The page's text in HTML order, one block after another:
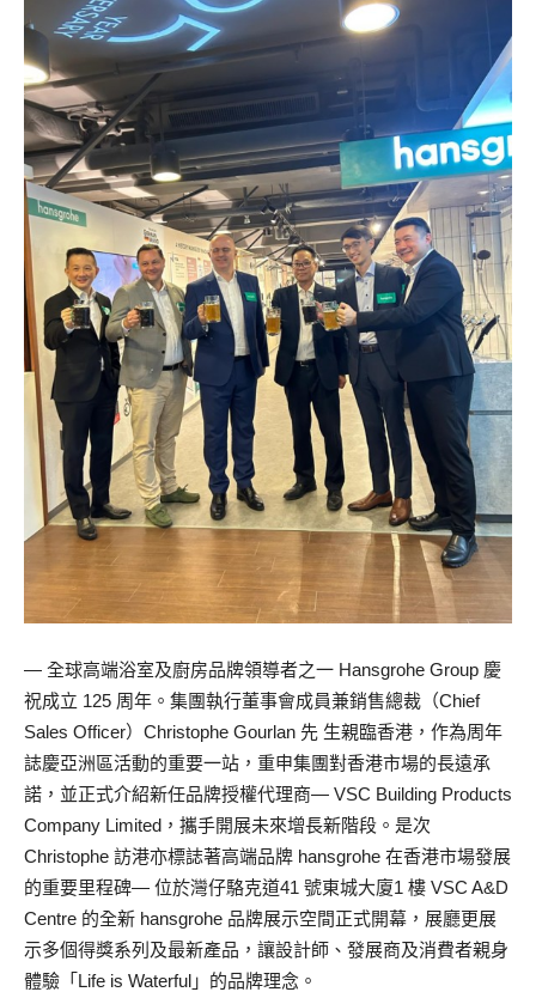
— 全球高端浴室及廚房品牌領導者之一 Hansgrohe Group 慶
祝成立 125 周年。集團執行董事會成員兼銷售總裁（Chief
Sales Officer）Christophe Gourlan 先 生親臨香港，作為周年
誌慶亞洲區活動的重要一站，重申集團對香港市場的長遠承
諾，並正式介紹新任品牌授權代理商— VSC Building Products
Company Limited，攜手開展未來增長新階段。是次
Christophe 訪港亦標誌著高端品牌 hansgrohe 在香港市場發展
的重要里程碑— 位於灣仔駱克道41 號東城大廈1 樓 VSC A&D
Centre 的全新 hansgrohe 品牌展示空間正式開幕，展廳更展
示多個得獎系列及最新產品，讓設計師、發展商及消費者親身
體驗「Life is Waterful」的品牌理念。